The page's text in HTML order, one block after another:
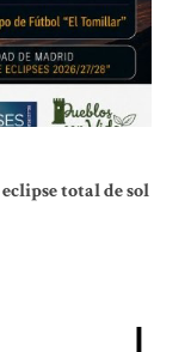
total de sol